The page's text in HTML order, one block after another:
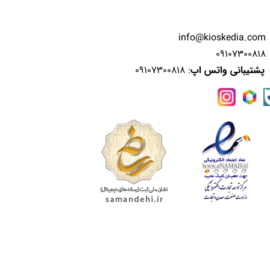
info@kioskedia.com
09107300818
پشتیبانی واتس اپ: 09107300818